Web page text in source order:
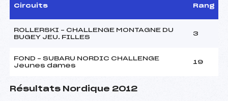
Circuits Rang
ROLLERSKI – CHALLENGE MONTAGNE DU
BUGEY JEU. FILLES
3
FOND – SUBARU NORDIC CHALLENGE
Jeunes dames
19
Résultats Nordique 2012